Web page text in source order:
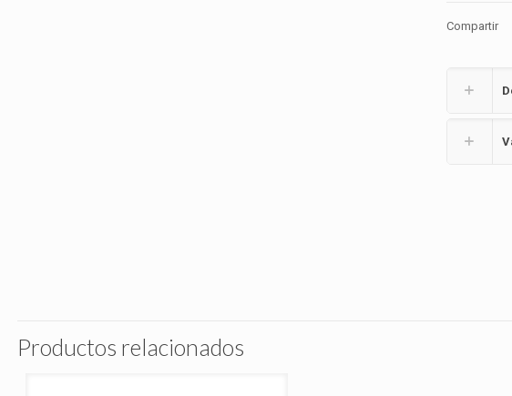
Compartir
Productos relacionados